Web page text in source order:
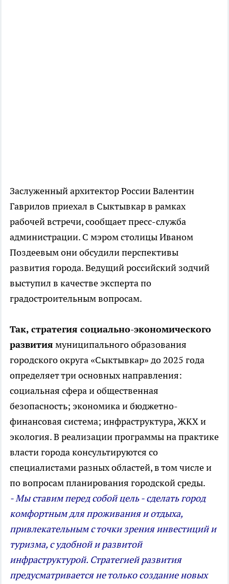
Заслуженный архитектор России Валентин
Гаврилов приехал в Сыктывкар в рамках
рабочей встречи, сообщает пресс-служба
администрации. С мэром столицы Иваном
Поздеевым они обсудили перспективы
развития города. Ведущий российский зодчий
выступил в качестве эксперта по
градостроительным вопросам.
Так, стратегия социально-экономического
развития муниципального образования
городского округа «Сыктывкар» до 2025 года
определяет три основных направления:
социальная сфера и общественная
безопасность; экономика и бюджетно-
финансовая система; инфраструктура, ЖКХ и
экология. В реализации программы на практике
власти города консультируются со
специалистами разных областей, в том числе и
по вопросам планирования городской среды.
- Мы ставим перед собой цель - сделать город
комфортным для проживания и отдыха,
привлекательным с точки зрения инвестиций и
туризма, с удобной и развитой
инфраструктурой. Стратегией развития
предусматривается не только создание новых